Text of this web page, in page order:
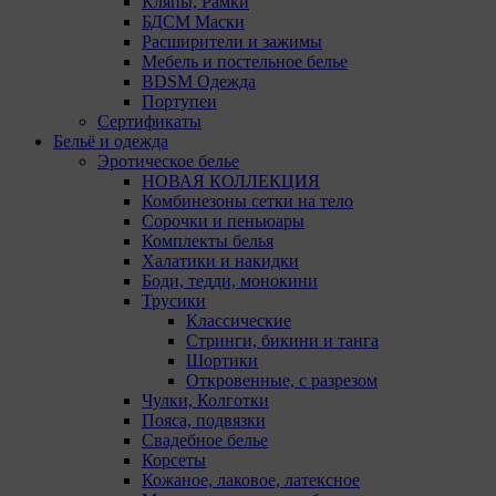
БДСМ Маски
Расширители и зажимы
Мебель и постельное белье
BDSM Одежда
Портупеи
Сертификаты
Бельё и одежда
Эротическое белье
НОВАЯ КОЛЛЕКЦИЯ
Комбинезоны сетки на тело
Сорочки и пеньюары
Комплекты белья
Халатики и накидки
Боди, тедди, монокини
Трусики
Классические
Стринги, бикини и танга
Шортики
Откровенные, с разрезом
Чулки, Колготки
Пояса, подвязки
Свадебное белье
Корсеты
Кожаное, лаковое, латексное
идентификации субъектов персональных данных.
Мы поручаем обрабатывать куки для исполнения
указанных целей компаниям (уполномоченным
Аналитические Cookie
Аналитические куки позволяют определять
предпочтения пользователей сайта. Компании,
которым мы поручаем обработку статистических
Яндекс Метрика – сервис веб-аналитики,
предоставляемый ООО «Яндекс». Адрес: г.
Москва, ул. Льва Толстого, д. 16, 119021.
Политика конфиденциальности Яндекс.
Google Analytics – сервис веб-аналитики,
предоставляемый компанией Google, Inc.
Адрес: Google, Google Data Protection Office,
1600 Amphitheatre Pkwy, Mountain View, CA
94043, USA. Политика конфиденциальности
Google.
Matomo — это система веб-аналитики, которая
позволяет следит за доступностью сервисов,
предоставляемых myfin.by. Адрес: ООО «Рэкун